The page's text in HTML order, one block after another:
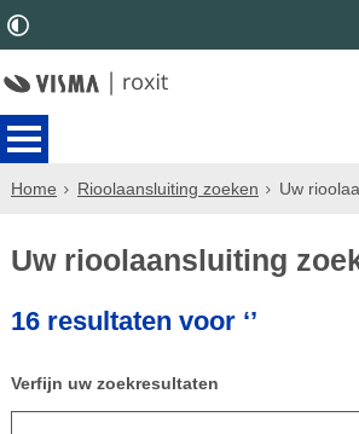
Home Rioolaansluiting zoeken Uw
Uw rioolaansluiting
16 resultaten voor ‘’
Verfijn uw zoekresultaten